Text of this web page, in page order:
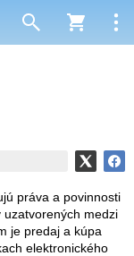
práva a povinnosti
uzatvorených medzi
je predaj a kúpa
elektronického